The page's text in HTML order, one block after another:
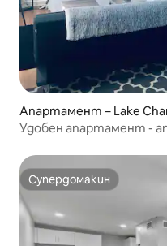
Апартамент – Lake
Удобен апартамент -
Супердомакин
Супердомакин